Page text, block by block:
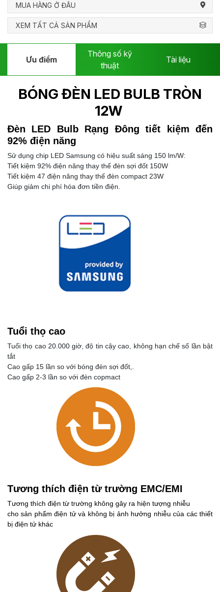
MUA HÀNG Ở ĐÂU
XEM TẤT CẢ SẢN PHẨM
Ưu điểm
Thông số kỹ
thuật
Tài liệu
BÓNG ĐÈN LED BULB TRÒN
12W
Đèn LED Bulb Rạng Đông tiết kiệm đến
92% điện năng
Sử dụng chip LED Samsung có hiệu suất sáng 150 lm/W:
Tiết kiệm 92% điện năng thay thế đèn sợi đốt 150W
Tiết kiệm 47 điện năng thay thế đèn compact 23W
Giúp giảm chi phí hóa đơn tiền điện.
Tuổi thọ cao
Tuổi thọ cao 20.000 giờ, độ tin cậy cao, không hạn chế số lần bật
tắt
Cao gấp 15 lần so với bóng đèn sợi đốt,.
Cao gấp 2-3 lần so với đèn copmact
Tương thích điện từ trường EMC/EMI
Tương thích điện từ trường không gây ra hiện tượng nhiễu
cho sản phẩm điện tử và không bị ảnh hưởng nhiễu của các thiết
bị điện tử khác